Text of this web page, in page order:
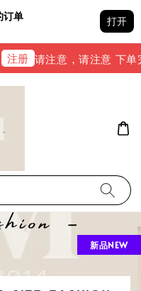
订单 打开
注册 请注意，请注意 下单
新品NEW